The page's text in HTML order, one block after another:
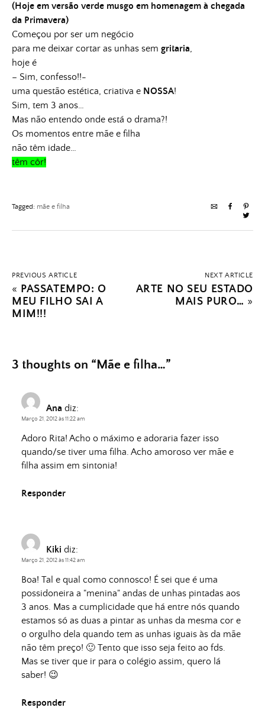
(Hoje em versão verde musgo em homenagem à chegada
da Primavera)
Começou por ser um negócio
para me deixar cortar as unhas sem gritaria,
hoje é
– Sim, confesso!!-
uma questão estética, criativa e NOSSA!
Sim, tem 3 anos…
Mas não entendo onde está o drama?!
Os momentos entre mãe e filha
não têm idade…
têm côr!
Tagged: mãe e filha
PREVIOUS ARTICLE
« PASSATEMPO: O
MEU FILHO SAI A
MIM!!!
NEXT ARTICLE
ARTE NO SEU ESTADO
MAIS PURO… »
3 thoughts on “Mãe e filha…”
Ana diz:
Março 21, 2012 às 11:22 am
Adoro Rita! Acho o máximo e adoraria fazer isso
quando/se tiver uma filha. Acho amoroso ver mãe e
filha assim em sintonia!
Responder
Kiki diz:
Março 21, 2012 às 11:42 am
Boa! Tal e qual como connosco! É sei que é uma
possidoneira a "menina" andas de unhas pintadas aos
3 anos. Mas a cumplicidade que há entre nós quando
estamos só as duas a pintar as unhas da mesma cor e
o orgulho dela quando tem as unhas iguais às da mãe
não têm preço! 🙂 Tento que isso seja feito ao fds.
Mas se tiver que ir para o colégio assim, quero lá
saber! 😉
Responder